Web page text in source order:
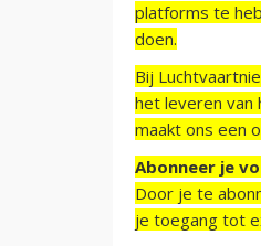
platforms te
doen.
Bij
het leveren van
maakt ons een
Abonneer je
Door je te
je toegang tot